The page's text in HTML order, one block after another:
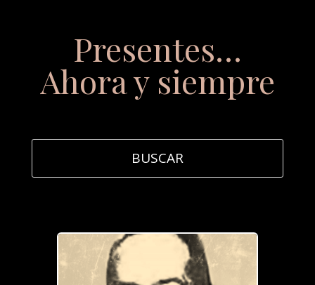
Presentes…
Ahora y siempre